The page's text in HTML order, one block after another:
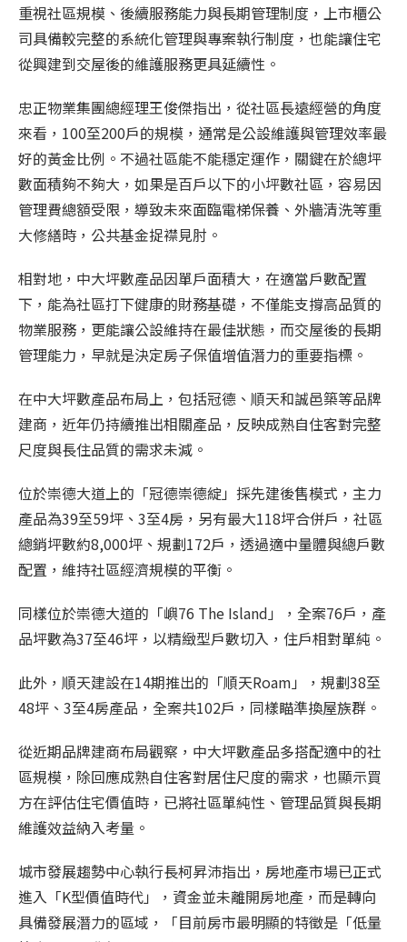
重視社區規模、後續服務能力與長期管理制度，上市櫃公
司具備較完整的系統化管理與專案執行制度，也能讓住宅
從興建到交屋後的維護服務更具延續性。
忠正物業集團總經理王俊傑指出，從社區長遠經營的角度
來看，100至200戶的規模，通常是公設維護與管理效率最
好的黃金比例。不過社區能不能穩定運作，關鍵在於總坪
數面積夠不夠大，如果是百戶以下的小坪數社區，容易因
管理費總額受限，導致未來面臨電梯保養、外牆清洗等重
大修繕時，公共基金捉襟見肘。
相對地，中大坪數產品因單戶面積大，在適當戶數配置
下，能為社區打下健康的財務基礎，不僅能支撐高品質的
物業服務，更能讓公設維持在最佳狀態，而交屋後的長期
管理能力，早就是決定房子保值增值潛力的重要指標。
在中大坪數產品布局上，包括冠德、順天和誠邑築等品牌
建商，近年仍持續推出相關產品，反映成熟自住客對完整
尺度與長住品質的需求未減。
位於崇德大道上的「冠德崇德綻」採先建後售模式，主力
產品為39至59坪、3至4房，另有最大118坪合併戶，社區
總銷坪數約8,000坪、規劃172戶，透過適中量體與總戶數
配置，維持社區經濟規模的平衡。
同樣位於崇德大道的「嶼76 The Island」，全案76戶，產
品坪數為37至46坪，以精緻型戶數切入，住戶相對單純。
此外，順天建設在14期推出的「順天Roam」，規劃38至
48坪、3至4房產品，全案共102戶，同樣瞄準換屋族群。
從近期品牌建商布局觀察，中大坪數產品多搭配適中的社
區規模，除回應成熟自住客對居住尺度的需求，也顯示買
方在評估住宅價值時，已將社區單純性、管理品質與長期
維護效益納入考量。
城市發展趨勢中心執行長柯昇沛指出，房地產市場已正式
進入「K型價值時代」，資金並未離開房地產，而是轉向
具備發展潛力的區域，「目前房市最明顯的特徵是「低量